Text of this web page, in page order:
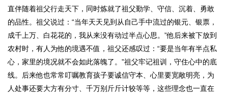
直伴随着祖父行走天下，同时炼就了祖父勤学、守信、沉着、勇敢
的品性。祖父说过：“当年天天见到从自己手中流过的银元、银票，
成千上万、白花花的，我从来没有动过半点心思。”他后来被下放到
农村时，有人为他的境遇不值，祖父还感叹过：“要是当年有半点私
心，家里的境况就不会如此落魄了。”祖父牢记祖训，守住心中的底
线。后来他也常常叮嘱教育孩子要诚信守本、心里要宽敞明亮，为
人处事还要大方有分寸、千万别斤斤计较等等，这些理念也一直在